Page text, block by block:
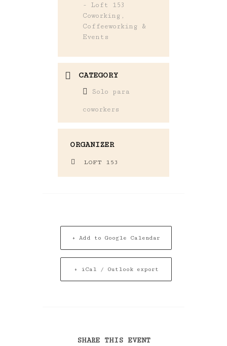
- Loft 153
Coworking,
Coffeeworking &
Events
CATEGORY
Solo para
coworkers
ORGANIZER
LOFT 153
+ Add to Google Calendar
+ iCal / Outlook export
SHARE THIS EVENT